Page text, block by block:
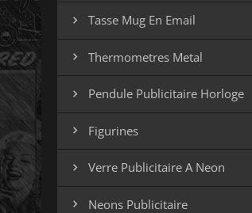
 Tasse Mug En Email
 Thermometres Metal
 Pendule Publicitaire Horloge
 Figurines
 Verre Publicitaire A Neon
 Neons Publicitaire